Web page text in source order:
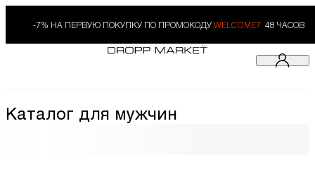
-7% НА ПЕРВУЮ ПОКУПКУ ПО ПРОМОКОДУ WELCOME7. 48 ЧАСОВ
Каталог для мужчин